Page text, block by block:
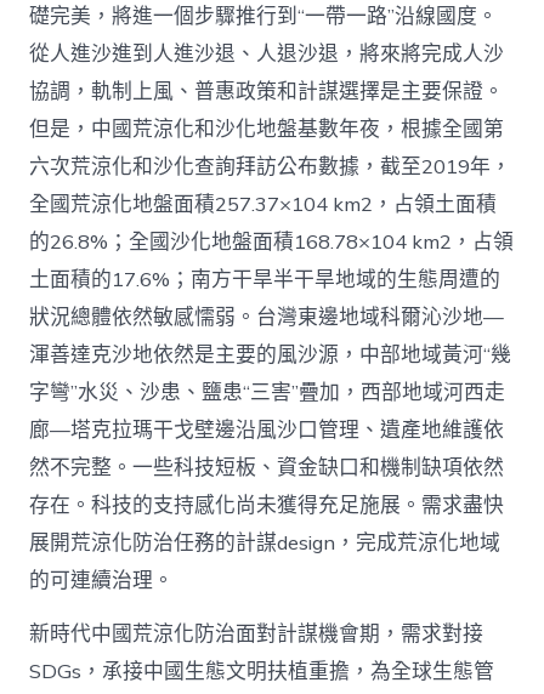
礎完美，將進一個步驟推行到“一帶一路”沿線國度。
從人進沙進到人進沙退、人退沙退，將來將完成人沙
協調，軌制上風、普惠政策和計謀選擇是主要保證。
但是，中國荒涼化和沙化地盤基數年夜，根據全國第
六次荒涼化和沙化查詢拜訪公布數據，截至2019年，
全國荒涼化地盤面積257.37×104 km2，占領土面積
的26.8%；全國沙化地盤面積168.78×104 km2，占領
土面積的17.6%；南方干旱半干旱地域的生態周遭的
狀況總體依然敏感懦弱。台灣東邊地域科爾沁沙地—
渾善達克沙地依然是主要的風沙源，中部地域黃河“幾
字彎”水災、沙患、鹽患“三害”疊加，西部地域河西走
廊—塔克拉瑪干戈壁邊沿風沙口管理、遺產地維護依
然不完整。一些科技短板、資金缺口和機制缺項依然
存在。科技的支持感化尚未獲得充足施展。需求盡快
展開荒涼化防治任務的計謀design，完成荒涼化地域
的可連續治理。
新時代中國荒涼化防治面對計謀機會期，需求對接
SDGs，承接中國生態文明扶植重擔，為全球生態管